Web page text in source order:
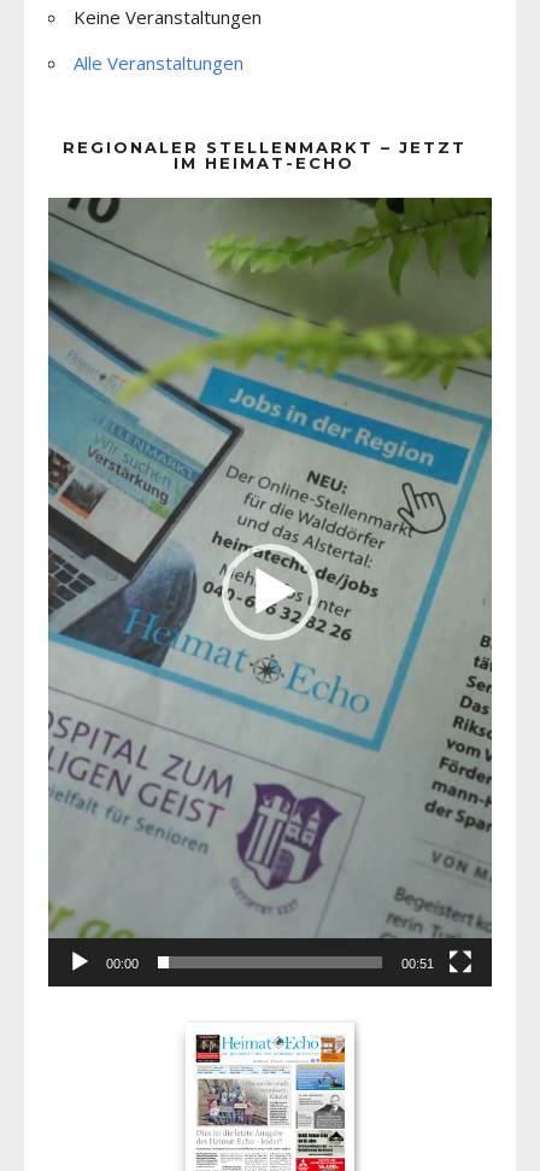
Keine Veranstaltungen
Alle Veranstaltungen
REGIONALER STELLENMARKT – JETZT
IM HEIMAT-ECHO
Player
00:00 00:51